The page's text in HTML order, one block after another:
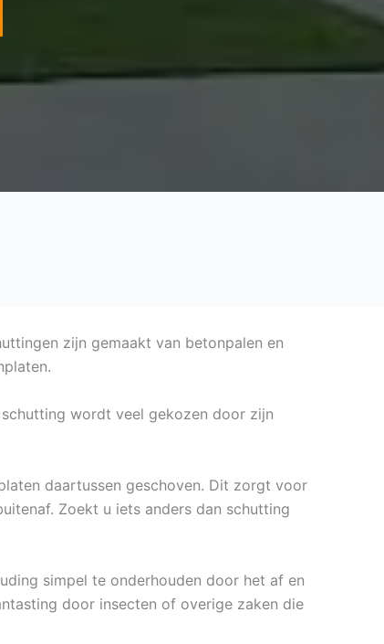
zijn gemaakt van betonpalen en
wordt veel gekozen door zijn
daartussen geschoven. Dit zorgt voor
Zoekt u iets anders dan schutting
simpel te onderhouden door het af en
door insecten of overige zaken die